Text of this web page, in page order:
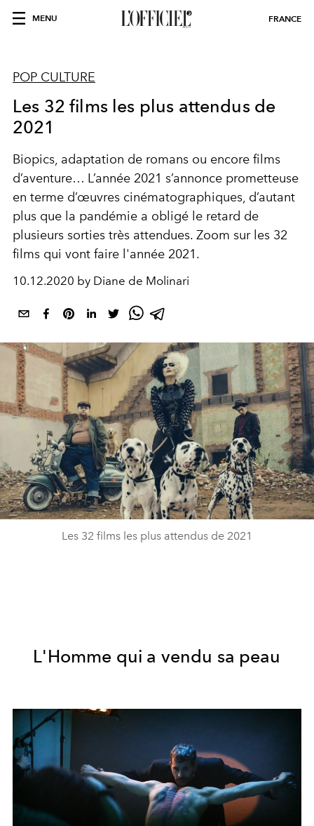
MENU FRANCE
POP CULTURE
Les 32 films les plus attendus de
2021
Biopics, adaptation de romans ou encore films
d’aventure… L’année 2021 s’annonce prometteuse
en terme d’œuvres cinématographiques, d’autant
plus que la pandémie a obligé le retard de
plusieurs sorties très attendues. Zoom sur les 32
films qui vont faire l'année 2021.
10.12.2020 by Diane de Molinari
Les 32 films les plus attendus de 2021
L'Homme qui a vendu sa peau